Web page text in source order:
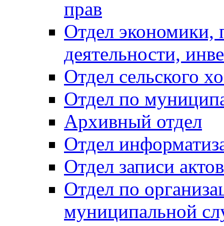
прав
Отдел экономики,
деятельности,
Отдел сельского
Отдел по
Архивный отдел
Отдел
Отдел записи
Отдел по
муниципальной